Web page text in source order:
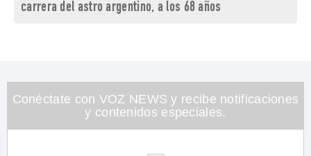
carrera del astro argentino, a los 68 años
Conéctate con VOZ NEWS y recibe notificaciones
y contenidos especiales.